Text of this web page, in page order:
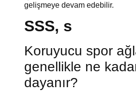
gelişmeye devam edebilir.
SSS, s
Koruyucu spor
genellikle ne
dayanır?